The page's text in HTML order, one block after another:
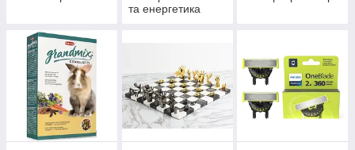
та енергетика